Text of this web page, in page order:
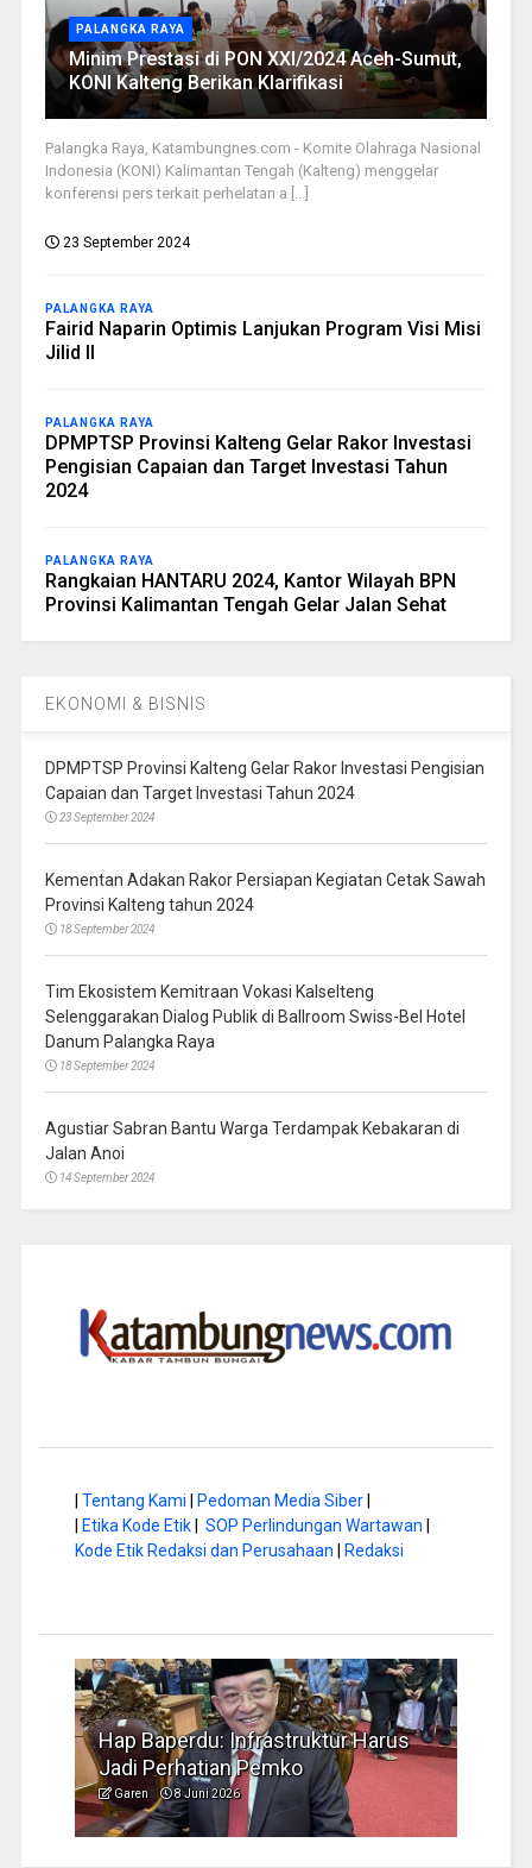
PALANGKA RAYA
Minim Prestasi di PON XXI/2024 Aceh-Sumut,
KONI Kalteng Berikan Klarifikasi
Palangka Raya, Katambungnes.com - Komite Olahraga Nasional
Indonesia (KONI) Kalimantan Tengah (Kalteng) menggelar
konferensi pers terkait perhelatan a [...]
23 September 2024
PALANGKA RAYA
Fairid Naparin Optimis Lanjukan Program Visi Misi
Jilid II
PALANGKA RAYA
DPMPTSP Provinsi Kalteng Gelar Rakor Investasi
Pengisian Capaian dan Target Investasi Tahun
2024
PALANGKA RAYA
Rangkaian HANTARU 2024, Kantor Wilayah BPN
Provinsi Kalimantan Tengah Gelar Jalan Sehat
EKONOMI & BISNIS
DPMPTSP Provinsi Kalteng Gelar Rakor Investasi Pengisian
Capaian dan Target Investasi Tahun 2024
23 September 2024
Kementan Adakan Rakor Persiapan Kegiatan Cetak Sawah
Provinsi Kalteng tahun 2024
18 September 2024
Tim Ekosistem Kemitraan Vokasi Kalselteng
Selenggarakan Dialog Publik di Ballroom Swiss-Bel Hotel
Danum Palangka Raya
18 September 2024
Agustiar Sabran Bantu Warga Terdampak Kebakaran di
Jalan Anoi
14 September 2024
Tentang Kami Pedoman Media Siber|
Etika Kode Etik| SOP Perlindungan Wartawan
Kode Etik Redaksi dan Perusahaan
Redaksi
Hap Baperdu: Infrastruktur Harus
Jadi Perhatian Pemko
Garen 8 Juni 2026